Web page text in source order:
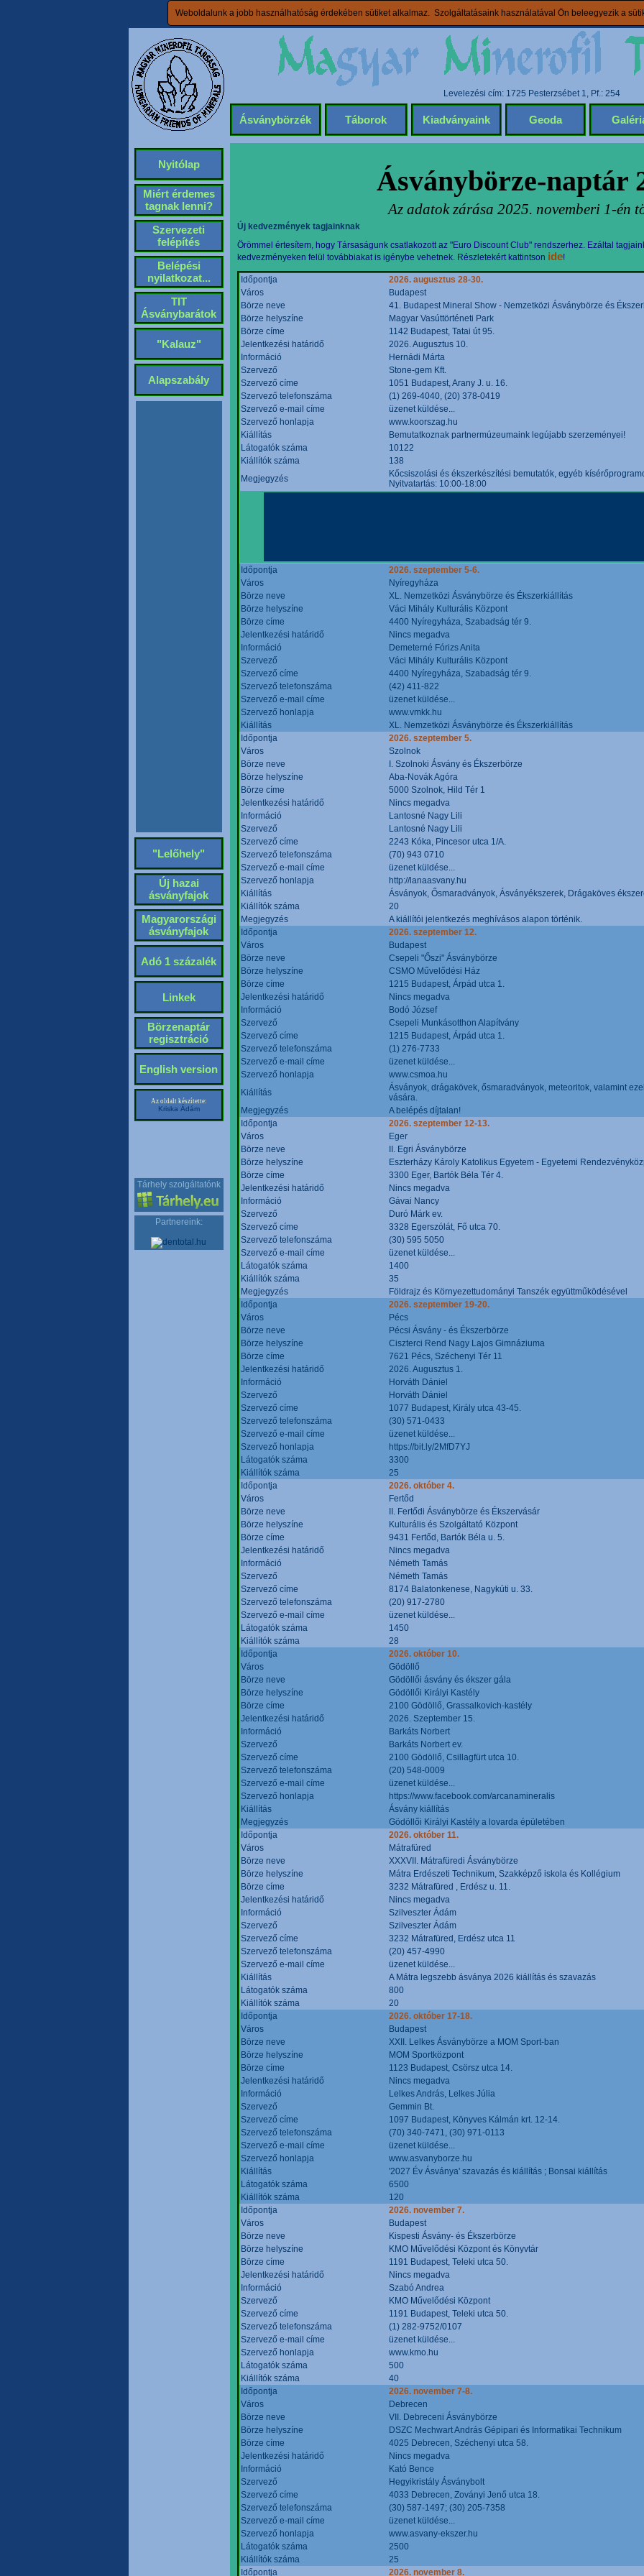
Weboldalunk a jobb használhatóság érdekében sütiket alkalmaz. Szolgáltatásaink használatával Ön beleegyezik a
Levelezési cím: 1725 Pesterzsébet 1, Pf.: 254
Ásványbörzék Táborok Kiadványaink Geoda
Nyitólap
Miért érdemes
tagnak lenni?
Szervezeti
felépítés
Belépési
nyilatkozat...
TIT
Ásványbarátok
"Kalauz"
Alapszabály
"Lelőhely"
Új hazai
ásványfajok
Magyarországi
ásványfajok
Adó 1 százalék
Linkek
Börzenaptár
regisztráció
English version
Az oldalt készítette:
Kriska Ádám
Tárhely szolgáltatónk
Partnereink:
Ásványbörze-naptár
Az adatok zárása 2025. novemberi 1-én
Új kedvezmények tagjainknak
Örömmel értesítem, hogy Társaságunk csatlakozott az "Euro Discount Club" rendszerhez. Ezáltal
kedvezményeken felül továbbiakat is igénybe vehetnek. Részletekért kattintson ide!
Időpontja
2026. augusztus 28-30.
Város
Budapest
Börze neve
41. Budapest Mineral Show - Nemzetközi Ásványbörze és
Börze helyszíne
Magyar Vasúttörténeti Park
Börze címe
1142 Budapest, Tatai út 95.
Jelentkezési határidő
2026. Augusztus 10.
Információ
Hernádi Márta
Szervező
Stone-gem Kft.
Szervező címe
1051 Budapest, Arany J. u. 16.
Szervező telefonszáma
(1) 269-4040, (20) 378-0419
Szervező e-mail címe
üzenet küldése...
Szervező honlapja
www.koorszag.hu
Kiállítás
Bemutatkoznak partnermúzeumaink legújabb szerzeményei!
Látogatók száma
10122
Kiállítók száma
138
Megjegyzés
Kőcsiszolási és ékszerkészítési bemutatók, egyéb
Nyitvatartás: 10:00-18:00
Időpontja
2026. szeptember 5-6.
Város
Nyíregyháza
Börze neve
XL. Nemzetközi Ásványbörze és Ékszerkiállítás
Börze helyszíne
Váci Mihály Kulturális Központ
Börze címe
4400 Nyíregyháza, Szabadság tér 9.
Jelentkezési határidő
Nincs megadva
Információ
Demeterné Fórizs Anita
Szervező
Váci Mihály Kulturális Központ
Szervező címe
4400 Nyíregyháza, Szabadság tér 9.
Szervező telefonszáma
(42) 411-822
Szervező e-mail címe
üzenet küldése...
Szervező honlapja
www.vmkk.hu
Kiállítás
XL. Nemzetközi Ásványbörze és Ékszerkiállítás
Időpontja
2026. szeptember 5.
Város
Szolnok
Börze neve
I. Szolnoki Ásvány és Ékszerbörze
Börze helyszíne
Aba-Novák Agóra
Börze címe
5000 Szolnok, Hild Tér 1
Jelentkezési határidő
Nincs megadva
Információ
Lantosné Nagy Lili
Szervező
Lantosné Nagy Lili
Szervező címe
2243 Kóka, Pincesor utca 1/A.
Szervező telefonszáma
(70) 943 0710
Szervező e-mail címe
üzenet küldése...
Szervező honlapja
http://lanaasvany.hu
Kiállítás
Ásványok, Ősmaradványok, Ásványékszerek, Drágaköves
Kiállítók száma
20
Megjegyzés
A kiállítói jelentkezés meghívásos alapon történik.
Időpontja
2026. szeptember 12.
Város
Budapest
Börze neve
Csepeli "Őszi" Ásványbörze
Börze helyszíne
CSMO Művelődési Ház
Börze címe
1215 Budapest, Árpád utca 1.
Jelentkezési határidő
Nincs megadva
Információ
Bodó József
Szervező
Csepeli Munkásotthon Alapítvány
Szervező címe
1215 Budapest, Árpád utca 1.
Szervező telefonszáma
(1) 276-7733
Szervező e-mail címe
üzenet küldése...
Szervező honlapja
www.csmoa.hu
Kiállítás
Ásványok, drágakövek, ősmaradványok, meteoritok, valamint
vására.
Megjegyzés
A belépés díjtalan!
Időpontja
2026. szeptember 12-13.
Város
Eger
Börze neve
II. Egri Ásványbörze
Börze helyszíne
Eszterházy Károly Katolikus Egyetem - Egyetemi
Börze címe
3300 Eger, Bartók Béla Tér 4.
Jelentkezési határidő
Nincs megadva
Információ
Gávai Nancy
Szervező
Duró Márk ev.
Szervező címe
3328 Egerszólát, Fő utca 70.
Szervező telefonszáma
(30) 595 5050
Szervező e-mail címe
üzenet küldése...
Látogatók száma
1400
Kiállítók száma
35
Megjegyzés
Földrajz és Környezettudományi Tanszék együttműködésével
Időpontja
2026. szeptember 19-20.
Város
Pécs
Börze neve
Pécsi Ásvány - és Ékszerbörze
Börze helyszíne
Ciszterci Rend Nagy Lajos Gimnáziuma
Börze címe
7621 Pécs, Széchenyi Tér 11
Jelentkezési határidő
2026. Augusztus 1.
Információ
Horváth Dániel
Szervező
Horváth Dániel
Szervező címe
1077 Budapest, Király utca 43-45.
Szervező telefonszáma
(30) 571-0433
Szervező e-mail címe
üzenet küldése...
Szervező honlapja
https://bit.ly/2MfD7YJ
Látogatók száma
3300
Kiállítók száma
25
Időpontja
2026. október 4.
Város
Fertőd
Börze neve
II. Fertődi Ásványbörze és Ékszervásár
Börze helyszíne
Kulturális és Szolgáltató Központ
Börze címe
9431 Fertőd, Bartók Béla u. 5.
Jelentkezési határidő
Nincs megadva
Információ
Németh Tamás
Szervező
Németh Tamás
Szervező címe
8174 Balatonkenese, Nagykúti u. 33.
Szervező telefonszáma
(20) 917-2780
Szervező e-mail címe
üzenet küldése...
Látogatók száma
1450
Kiállítók száma
28
Időpontja
2026. október 10.
Város
Gödöllő
Börze neve
Gödöllői ásvány és ékszer gála
Börze helyszíne
Gödöllői Királyi Kastély
Börze címe
2100 Gödöllő, Grassalkovich-kastély
Jelentkezési határidő
2026. Szeptember 15.
Információ
Barkáts Norbert
Szervező
Barkáts Norbert ev.
Szervező címe
2100 Gödöllő, Csillagfürt utca 10.
Szervező telefonszáma
(20) 548-0009
Szervező e-mail címe
üzenet küldése...
Szervező honlapja
https://www.facebook.com/arcanamineralis
Kiállítás
Ásvány kiállítás
Megjegyzés
Gödöllői Királyi Kastély a lovarda épületében
Időpontja
2026. október 11.
Város
Mátrafüred
Börze neve
XXXVII. Mátrafüredi Ásványbörze
Börze helyszíne
Mátra Erdészeti Technikum, Szakképző iskola és Kollégium
Börze címe
3232 Mátrafüred , Erdész u. 11.
Jelentkezési határidő
Nincs megadva
Információ
Szilveszter Ádám
Szervező
Szilveszter Ádám
Szervező címe
3232 Mátrafüred, Erdész utca 11
Szervező telefonszáma
(20) 457-4990
Szervező e-mail címe
üzenet küldése...
Kiállítás
A Mátra legszebb ásványa 2026 kiállítás és szavazás
Látogatók száma
800
Kiállítók száma
20
Időpontja
2026. október 17-18.
Város
Budapest
Börze neve
XXII. Lelkes Ásványbörze a MOM Sport-ban
Börze helyszíne
MOM Sportközpont
Börze címe
1123 Budapest, Csörsz utca 14.
Jelentkezési határidő
Nincs megadva
Információ
Lelkes András, Lelkes Júlia
Szervező
Gemmin Bt.
Szervező címe
1097 Budapest, Könyves Kálmán krt. 12-14.
Szervező telefonszáma
(70) 340-7471, (30) 971-0113
Szervező e-mail címe
üzenet küldése...
Szervező honlapja
www.asvanyborze.hu
Kiállítás
'2027 Év Ásványa' szavazás és kiállítás ; Bonsai kiállítás
Látogatók száma
6500
Kiállítók száma
120
Időpontja
2026. november 7.
Város
Budapest
Börze neve
Kispesti Ásvány- és Ékszerbörze
Börze helyszíne
KMO Művelődési Központ és Könyvtár
Börze címe
1191 Budapest, Teleki utca 50.
Jelentkezési határidő
Nincs megadva
Információ
Szabó Andrea
Szervező
KMO Művelődési Központ
Szervező címe
1191 Budapest, Teleki utca 50.
Szervező telefonszáma
(1) 282-9752/0107
Szervező e-mail címe
üzenet küldése...
Szervező honlapja
www.kmo.hu
Látogatók száma
500
Kiállítók száma
40
Időpontja
2026. november 7-8.
Város
Debrecen
Börze neve
VII. Debreceni Ásványbörze
Börze helyszíne
DSZC Mechwart András Gépipari és Informatikai Technikum
Börze címe
4025 Debrecen, Széchenyi utca 58.
Jelentkezési határidő
Nincs megadva
Információ
Kató Bence
Szervező
Hegyikristály Ásványbolt
Szervező címe
4033 Debrecen, Zoványi Jenő utca 18.
Szervező telefonszáma
(30) 587-1497; (30) 205-7358
Szervező e-mail címe
üzenet küldése...
Szervező honlapja
www.asvany-ekszer.hu
Látogatók száma
2500
Kiállítók száma
25
Időpontja
2026. november 8.